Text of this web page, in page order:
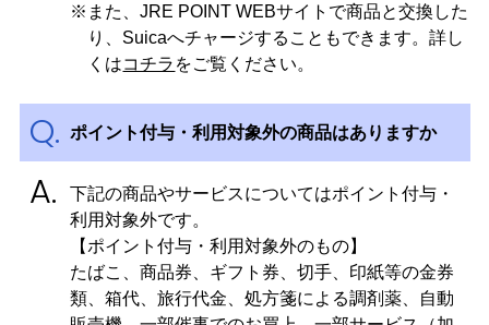
※また、JRE POINT WEBサイトで商品と交換した
り、Suicaへチャージすることもできます。詳し
くはコチラ をご覧ください。
ポイント付与・利用対象外の商品はありますか
下記の商品やサービスについてはポイント付与・
利用対象外です。
【ポイント付与・利用対象外のもの】
たばこ、商品券、ギフト券、切手、印紙等の金券
類、箱代、旅行代金、処方箋による調剤薬、自動